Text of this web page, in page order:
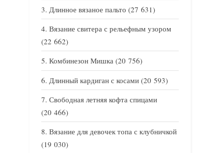
Длинное вязаное пальто (27 631)
Вязание свитера с рельефным узором
(22 662)
Комбинезон Мишка (20 756)
Длинный кардиган с косами (20 593)
Свободная летняя кофта спицами
(20 466)
Вязание для девочек топа с клубничкой
(19 030)